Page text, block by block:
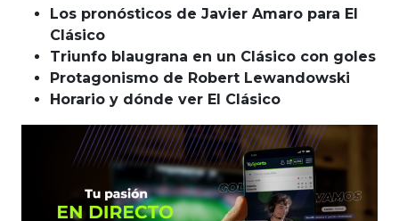
Los pronósticos de Javier Amaro para El
Clásico
Triunfo blaugrana en un Clásico con goles
Protagonismo de Robert Lewandowski
Horario y dónde ver El Clásico